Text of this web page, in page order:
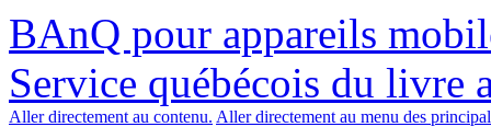
BAnQ pour appareils
Service québécois du livre
Aller directement au contenu. Aller directement au menu des